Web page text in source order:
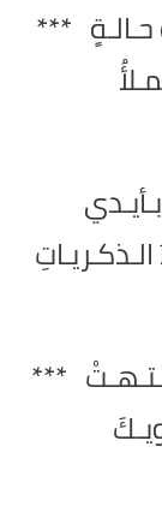
حـالـةٍ ***
الـذكـريـاتِ
***